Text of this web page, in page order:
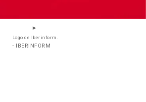
Logo de Iberinform.
- IBERINFORM